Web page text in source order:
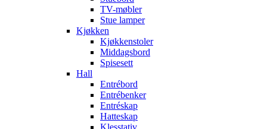
TV-møbler
Stue lamper
Kjøkken
Kjøkkenstoler
Middagsbord
Spisesett
Hall
Entrébord
Entrébenker
Entréskap
Hatteskap